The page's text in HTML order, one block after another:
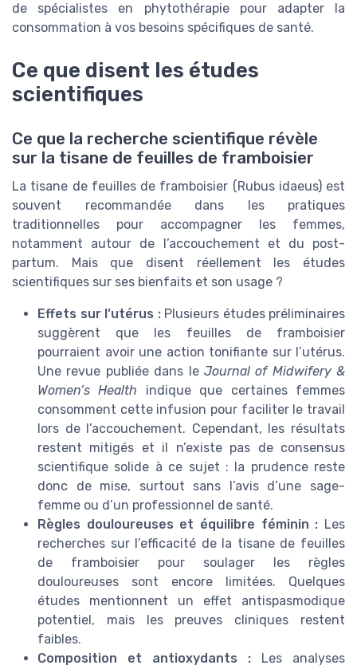
de spécialistes en phytothérapie pour adapter la
consommation à vos besoins spécifiques de santé.
Ce que disent les études
scientifiques
Ce que la recherche scientifique révèle
sur la tisane de feuilles de framboisier
La tisane de feuilles de framboisier (Rubus idaeus) est
souvent recommandée dans les pratiques
traditionnelles pour accompagner les femmes,
notamment autour de l’accouchement et du post-
partum. Mais que disent réellement les études
scientifiques sur ses bienfaits et son usage ?
Effets sur l’utérus :Plusieurs études préliminaires
suggèrent que les feuilles de framboisier
pourraient avoir une action tonifiante sur l’utérus.
Une revue publiée dans le Journal of Midwifery &
Women’s Health indique que certaines femmes
consomment cette infusion pour faciliter le travail
lors de l’accouchement. Cependant, les résultats
restent mitigés et il n’existe pas de consensus
scientifique solide à ce sujet : la prudence reste
donc de mise, surtout sans l’avis d’une sage-
femme ou d’un professionnel de santé.
Règles douloureuses et équilibre féminin : Les
recherches sur l’efficacité de la tisane de feuilles
de framboisier pour soulager les règles
douloureuses sont encore limitées. Quelques
études mentionnent un effet antispasmodique
potentiel, mais les preuves cliniques restent
faibles.
Composition et antioxydants : Les analyses